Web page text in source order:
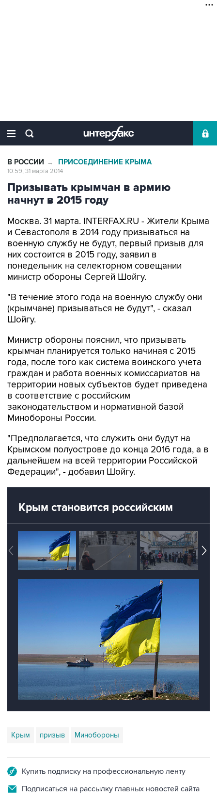
В РОССИИ → ПРИСОЕДИНЕНИЕ КРЫМА
10:59, 31 марта 2014
Призывать крымчан в армию
начнут в 2015 году
Москва. 31 марта. INTERFAX.RU - Жители Крыма
и Севастополя в 2014 году призываться на
военную службу не будут, первый призыв для
них состоится в 2015 году, заявил в
понедельник на селекторном совещании
министр обороны Сергей Шойгу.
"В течение этого года на военную службу они
(крымчане) призываться не будут", - сказал
Шойгу.
Министр обороны пояснил, что призывать
крымчан планируется только начиная с 2015
года, после того как система воинского учета
граждан и работа военных комиссариатов на
территории новых субъектов будет приведена
в соответствие с российским
законодательством и нормативной базой
Минобороны России.
"Предполагается, что служить они будут на
Крымском полуострове до конца 2016 года, а в
дальнейшем на всей территории Российской
Федерации", - добавил Шойгу.
Крым становится российским
Крым призыв Минобороны
Купить подписку на профессиональную ленту
Подписаться на рассылку главных новостей сайта